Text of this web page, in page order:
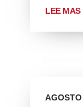
LEE MAS